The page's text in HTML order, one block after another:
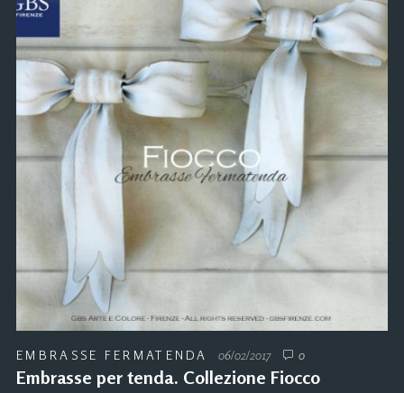
EMBRASSE FERMATENDA 06/02/2017 0
Embrasse per tenda. Collezione Fiocco